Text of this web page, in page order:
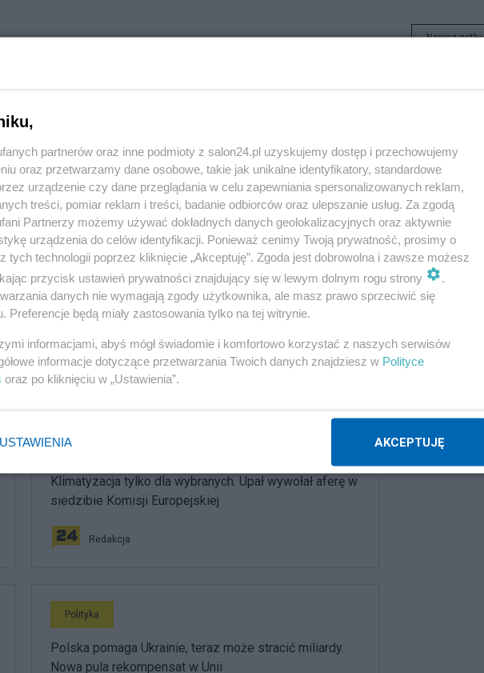
O tyle podrożały produkty
przejaw agresji wobec Polski
na Polskę
61 Obserwuj notkę
Polityka
Klimatyzacja tylko dla wybranych. Upał wywołał aferę w
siedzibie Komisji Europejskiej
Redakcja
Polityka
Polska pomaga Ukrainie, teraz może stracić miliardy.
Nowa pula rekompensat w Unii
Napisz notkę
partnerów oraz inne podmioty z salon24.pl uzyskujemy dostęp i przechowujemy
oraz przetwarzamy dane osobowe, takie jak unikalne identyfikatory, standardowe
urządzenie czy dane przeglądania w celu zapewniania spersonalizowanych reklam,
treści, pomiar reklam i treści, badanie odbiorców oraz ulepszanie usług. Za zgodą
Partnerzy możemy używać dokładnych danych geolokalizacyjnych oraz aktywnie
urządzenia do celów identyfikacji. Ponieważ cenimy Twoją prywatność, prosimy o
tych technologii poprzez kliknięcie „Akceptuję”. Zgoda jest dobrowolna i zawsze możesz
przycisk ustawień prywatności znajdujący się w lewym dolnym rogu strony
danych nie wymagają zgody użytkownika, ale masz prawo sprzeciwić się
Preferencje będą miały zastosowania tylko na tej witrynie.
informacjami, abyś mógł świadomie i komfortowo korzystać z naszych serwisów
informacje dotyczące przetwarzania Twoich danych znajdziesz w Polityce
oraz po kliknięciu w „Ustawienia”.
USTAWIENIA AKCEPTUJĘ